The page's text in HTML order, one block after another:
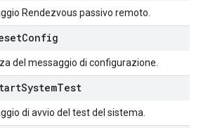
Rendezvous passivo remoto.
Config
del messaggio di configurazione.
SystemTest
di avvio del test del sistema.